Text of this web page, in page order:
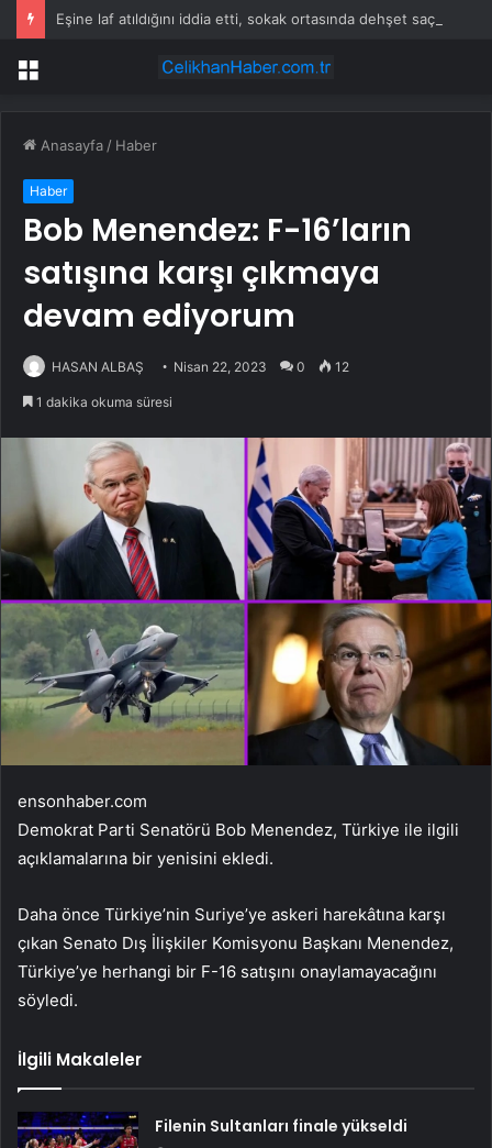
Menü
Anasayfa / Haber
Haber
Bob Menendez: F-16’ların
satışına karşı çıkmaya
devam ediyorum
HASAN ALBAŞ Nisan 22, 2023 0 12
1 dakika okuma süresi
ensonhaber.com
Demokrat Parti Senatörü Bob Menendez, Türkiye ile ilgili
açıklamalarına bir yenisini ekledi.
Daha önce Türkiye’nin Suriye’ye askeri harekâtına karşı
çıkan Senato Dış İlişkiler Komisyonu Başkanı Menendez,
Türkiye’ye herhangi bir F-16 satışını onaylamayacağını
söyledi.
İlgili Makaleler
Filenin Sultanları finale yükseldi